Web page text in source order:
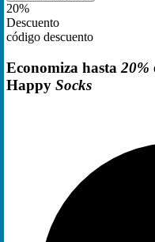
20%
Descuento
código descuento
Economiza hasta 20%
Happy Socks